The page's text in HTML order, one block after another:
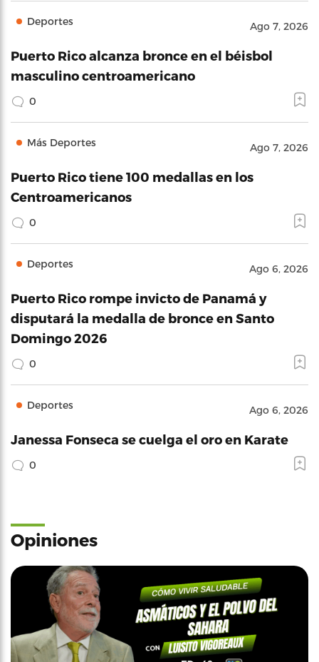
Deportes Ago 7, 2026
Puerto Rico alcanza bronce en el béisbol
masculino centroamericano
0
Más Deportes Ago 7, 2026
Puerto Rico tiene 100 medallas en los
Centroamericanos
0
Deportes Ago 6, 2026
Puerto Rico rompe invicto de Panamá y
disputará la medalla de bronce en Santo
Domingo 2026
0
Deportes Ago 6, 2026
Janessa Fonseca se cuelga el oro en Karate
0
Opiniones